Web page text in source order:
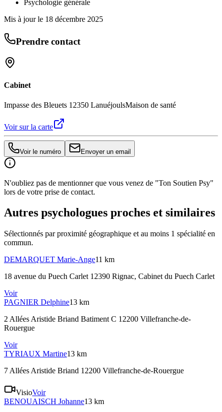
Psychologie générale
Mis à jour le 18 décembre 2025
Prendre contact
Cabinet
Impasse des Bleuets 12350 LanuéjoulsMaison de santé
Voir sur la carte
Voir le numéro Envoyer un email
N'oubliez pas de mentionner que vous venez de "Ton Soutien Psy"
lors de votre prise de contact.
Autres psychologues proches et similaires
Sélectionnés par proximité géographique et au moins 1 spécialité en
commun.
DEMARQUET Marie-Ange11 km
18 avenue du Puech Carlet 12390 Rignac, Cabinet du Puech Carlet
Voir
PAGNIER Delphine13 km
2 Allées Aristide Briand Batiment C 12200 Villefranche-de-
Rouergue
Voir
TYRIAUX Martine13 km
7 Allées Aristide Briand 12200 Villefranche-de-Rouergue
VisioVoir
BENOUAISCH Johanne13 km